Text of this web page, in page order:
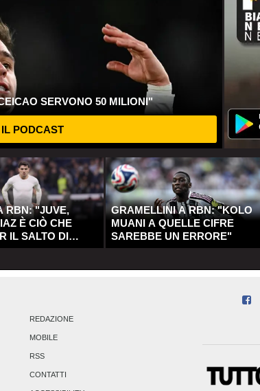
SERVONO 50 MILIONI"
PODCAST
RBN: "JUVE,
È CIÒ CHE
IL SALTO DI
GRAMELLINI A RBN: "KOLO
MUANI A QUELLE CIFRE
SAREBBE UN ERRORE"
REDAZIONE
MOBILE
RSS
CONTATTI